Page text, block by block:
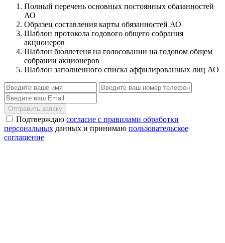
Полный перечень основных постоянных обазанностей
АО
Образец составления карты обязанностей АО
Шаблон протокола годового общего собрания
акционеров
Шаблон бюллетеня на голосовании на годовом общем
собрании акционеров
Шаблон заполненного списка аффилированных лиц АО
Отправить заявку
Подтверждаю согласие с правилами обработки
персональных данных и принимаю пользовательское
соглашение